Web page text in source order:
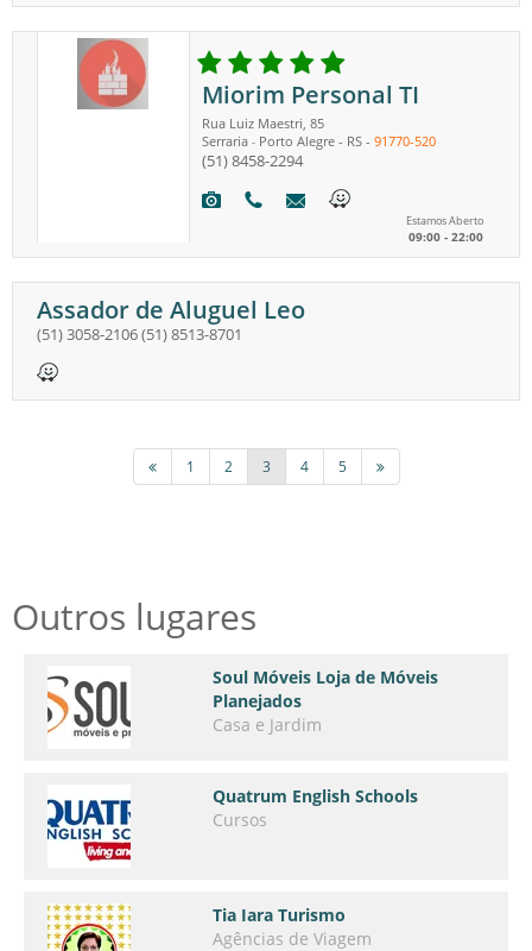
Miorim Personal TI
Rua Luiz Maestri, 85
Serraria - Porto Alegre- RS- 91770-520
(51) 8458-2294
Estamos Aberto
09:00 - 22:00
Assador de Aluguel Leo
(51) 3058-2106(51) 8513-8701
1 2 3 4 5
Outros lugares
Soul Móveis Loja de Móveis
Planejados
Casa e Jardim
Quatrum English Schools
Cursos
Tia Iara Turismo
Agências de Viagem